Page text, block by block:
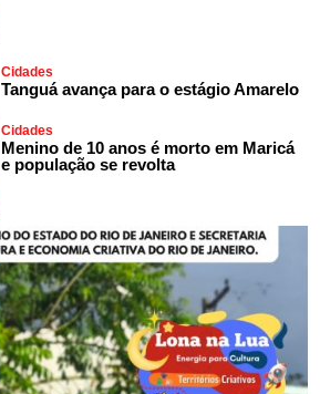
Cidades
Tanguá avança para o estágio Amarelo
Cidades
Menino de 10 anos é morto em Maricá
e população se revolta